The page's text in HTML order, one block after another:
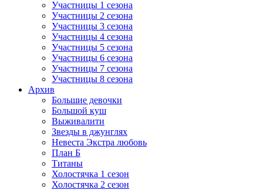
Участницы 1 сезона
Участницы 2 сезона
Участницы 3 сезона
Участницы 4 сезона
Участницы 5 сезона
Участницы 6 сезона
Участницы 7 сезона
Участницы 8 сезона
Архив
Большие девочки
Большой куш
Выживалити
Звезды в джунглях
Невеста Экстра любовь
План Б
Титаны
Холостячка 1 сезон
Холостячка 2 сезон